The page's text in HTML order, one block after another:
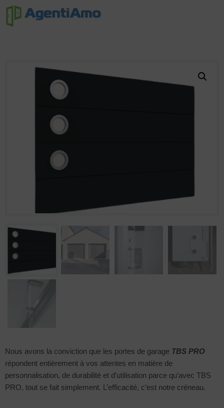
Nous avons la conviction que les portes de garage TBS PRO
répondent entièrement à vos attentes en matière de
personnalisation, de durabilité et d’utilisation parce qu’avec TBS
PRO, tout se fait simplement. L’efficacité, c’est notre créneau.